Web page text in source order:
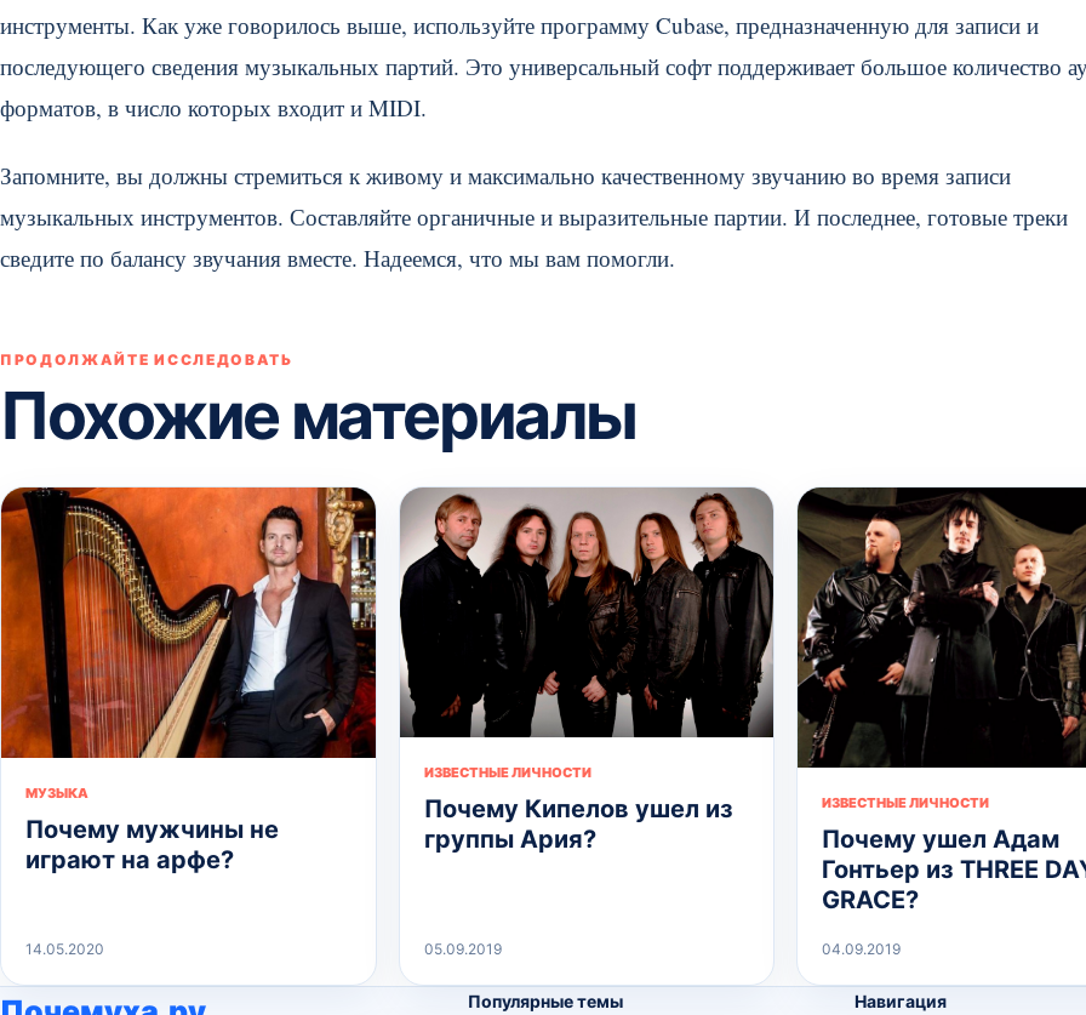
инструменты. Как уже говорилось выше, используйте программу Cubase, предназначенную для записи и
последующего сведения музыкальных партий. Это универсальный софт поддерживает большое количество
форматов, в число которых входит и MIDI.
Запомните, вы должны стремиться к живому и максимально качественному звучанию во время записи
музыкальных инструментов. Составляйте органичные и выразительные партии. И последнее, готовые треки
сведите по балансу звучания вместе. Надеемся, что мы вам помогли.
ПРОДОЛЖАЙТЕ ИССЛЕДОВАТЬ
Похожие материалы
МУЗЫКА
Почему мужчины не
играют на арфе?
14.05.2020
ИЗВЕСТНЫЕ ЛИЧНОСТИ
Почему Кипелов ушел из
группы Ария?
05.09.2019
ИЗВЕСТНЫЕ ЛИЧНОСТИ
Почему ушел Адам
Гонтьер из THREE
GRACE?
04.09.2019
Популярные темы Навигация